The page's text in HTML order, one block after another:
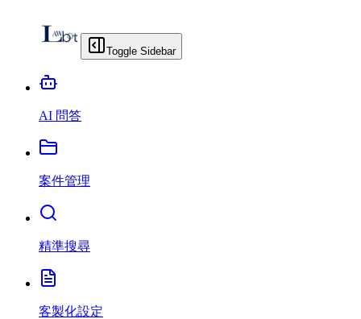
Toggle Sidebar
AI 問答
案件管理
精準搜尋
客製化設定